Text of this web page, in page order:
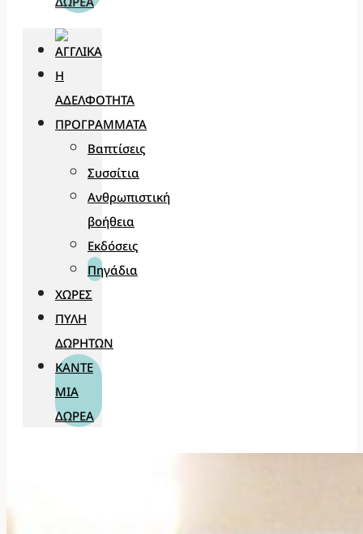
Η
ΑΔΕΛΦΌΤΗΤΑ
ΠΡΟΓΡΆΜΜΑΤΑ
Βαπτίσεις
Συσσίτια
Ανθρωπιστική
βοήθεια
Εκδόσεις
Πηγάδια
ΧΏΡΕΣ
ΠΎΛΗ
ΔΩΡΗΤΏΝ
ΚΆΝΤΕ
ΜΊΑ
ΔΩΡΕΆ